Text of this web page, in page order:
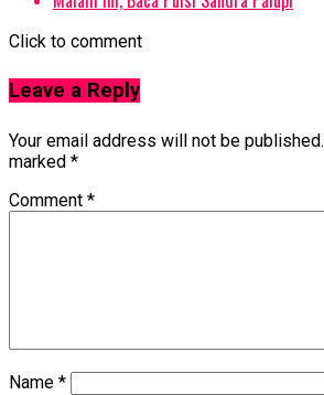
Click to comment
Leave a Reply
Your email address will not be published.
marked *
Comment *
Name *